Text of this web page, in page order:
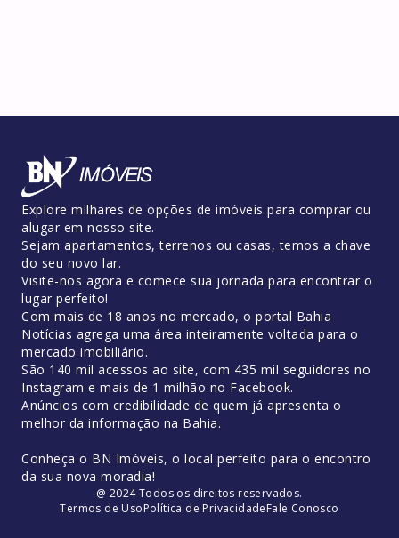
Explore milhares de opções de imóveis para comprar ou
alugar em nosso site.
Sejam apartamentos, terrenos ou casas, temos a chave
do seu novo lar.
Visite-nos agora e comece sua jornada para encontrar o
lugar perfeito!
Com mais de 18 anos no mercado, o portal Bahia
Notícias agrega uma área inteiramente voltada para o
mercado imobiliário.
São 140 mil acessos ao site, com 435 mil seguidores no
Instagram e mais de 1 milhão no Facebook.
Anúncios com credibilidade de quem já apresenta o
melhor da informação na Bahia.
Conheça o BN Imóveis, o local perfeito para o encontro
da sua nova moradia!
@ 2024 Todos os direitos reservados.
Termos de UsoPolítica de PrivacidadeFale Conosco